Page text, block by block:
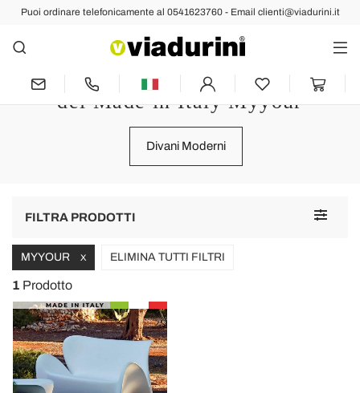
Puoi ordinare telefonicamente al 0541623760 - Email clienti@viadurini.it
Divani di Design per Arredare il
Soggiorno con lo Stile Raffinato
del Made in Italy Myyour
Divani Moderni
Toggle
FILTRA PRODOTTI
MYYOUR X ELIMINA TUTTI FILTRI
1 Prodotto